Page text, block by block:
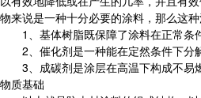
物来说是一种十分必要的涂料，那么这
1、基体树脂既保障了涂料在正常条
2、催化剂是一种能在定然条件下分
3、成碳剂是涂层在高温下构成不易
物质基础